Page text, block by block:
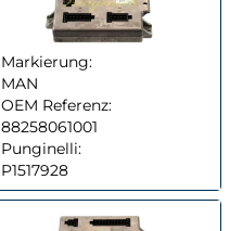
Markierung:
MAN
OEM Referenz:
88258061001
Punginelli:
P1517928